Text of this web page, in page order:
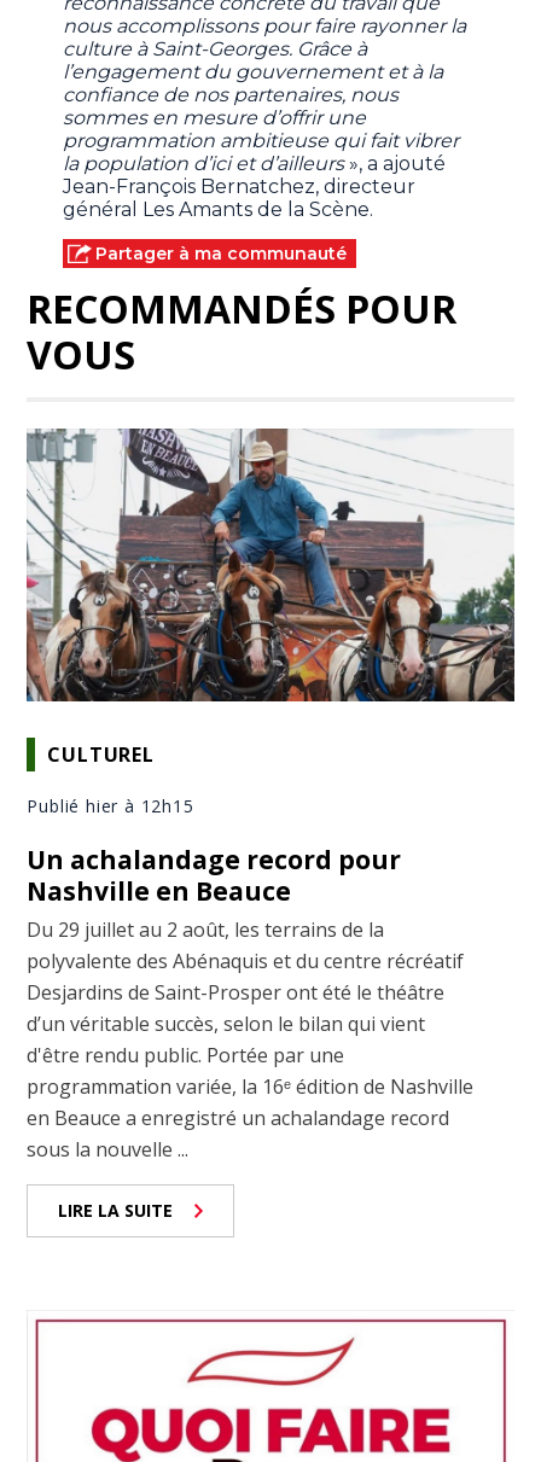
nous accomplissons pour faire rayonner la
culture à Saint-Georges. Grâce à
l’engagement du gouvernement et à la
confiance de nos partenaires, nous
sommes en mesure d’offrir une
programmation ambitieuse qui fait vibrer
la population d’ici et d’ailleurs», a ajouté
Jean-François Bernatchez, directeur
général Les Amants de la Scène.
Partager à ma communauté
RECOMMANDÉS POUR
VOUS
CULTUREL
Publié hier à 12h15
Un achalandage record pour
Nashville en Beauce
Du 29 juillet au 2 août, les terrains de la
polyvalente des Abénaquis et du centre récréatif
Desjardins de Saint-Prosper ont été le théâtre
d’un véritable succès, selon le bilan qui vient
d'être rendu public. Portée par une
programmation variée, la 16ᵉ édition de Nashville
en Beauce a enregistré un achalandage record
sous la nouvelle ...
LIRE LA SUITE